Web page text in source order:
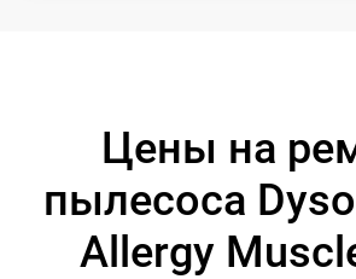
Цены на
пылесоса
Allergy